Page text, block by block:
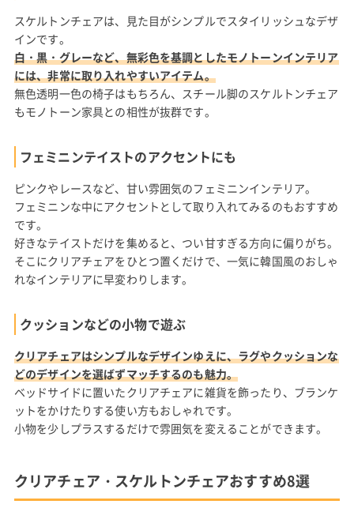
スケルトンチェアは、見た目がシンプルでスタイリッシュなデザ
インです。
白・黒・グレーなど、無彩色を基調としたモノトーンインテリア
には、非常に取り入れやすいアイテム。
無色透明一色の椅子はもちろん、スチール脚のスケルトンチェア
もモノトーン家具との相性が抜群です。
フェミニンテイストのアクセントにも
ピンクやレースなど、甘い雰囲気のフェミニンインテリア。
フェミニンな中にアクセントとして取り入れてみるのもおすすめ
です。
好きなテイストだけを集めると、つい甘すぎる方向に偏りがち。
そこにクリアチェアをひとつ置くだけで、一気に韓国風のおしゃ
れなインテリアに早変わりします。
クッションなどの小物で遊ぶ
クリアチェアはシンプルなデザインゆえに、ラグやクッションな
どのデザインを選ばずマッチするのも魅力。
ベッドサイドに置いたクリアチェアに雑貨を飾ったり、ブランケ
ットをかけたりする使い方もおしゃれです。
小物を少しプラスするだけで雰囲気を変えることができます。
クリアチェア・スケルトンチェアおすすめ8選